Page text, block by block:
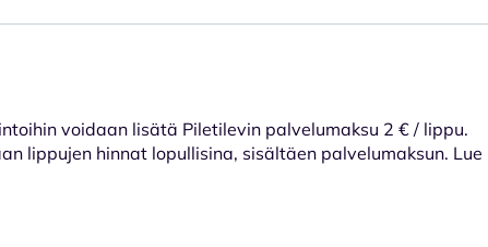
voidaan lisätä Piletilevin palvelumaksu 2 € / lippu.
lippujen hinnat lopullisina, sisältäen palvelumaksun. Lue